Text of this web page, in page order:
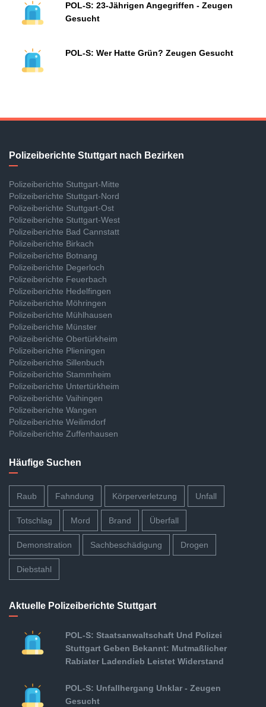
POL-S: 23-Jährigen Angegriffen - Zeugen
Gesucht
POL-S: Wer Hatte Grün? Zeugen Gesucht
Polizeiberichte Stuttgart nach Bezirken
Polizeiberichte Stuttgart-Mitte
Polizeiberichte Stuttgart-Nord
Polizeiberichte Stuttgart-Ost
Polizeiberichte Stuttgart-West
Polizeiberichte Bad Cannstatt
Polizeiberichte Birkach
Polizeiberichte Botnang
Polizeiberichte Degerloch
Polizeiberichte Feuerbach
Polizeiberichte Hedelfingen
Polizeiberichte Möhringen
Polizeiberichte Mühlhausen
Polizeiberichte Münster
Polizeiberichte Obertürkheim
Polizeiberichte Plieningen
Polizeiberichte Sillenbuch
Polizeiberichte Stammheim
Polizeiberichte Untertürkheim
Polizeiberichte Vaihingen
Polizeiberichte Wangen
Polizeiberichte Weilimdorf
Polizeiberichte Zuffenhausen
Häufige Suchen
Raub Fahndung Körperverletzung Unfall
Totschlag Mord Brand Überfall
Demonstration Sachbeschädigung Drogen
Diebstahl
Aktuelle Polizeiberichte Stuttgart
POL-S: Staatsanwaltschaft Und Polizei
Stuttgart Geben Bekannt: Mutmaßlicher
Rabiater Ladendieb Leistet Widerstand
POL-S: Unfallhergang Unklar - Zeugen
Gesucht